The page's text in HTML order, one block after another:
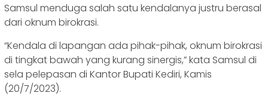
Samsul menduga salah satu kendalanya justru berasal
dari oknum birokrasi.
“Kendala di lapangan ada pihak-pihak, oknum birokrasi
di tingkat bawah yang kurang sinergis,” kata Samsul di
sela pelepasan di Kantor Bupati Kediri, Kamis
(20/7/2023).